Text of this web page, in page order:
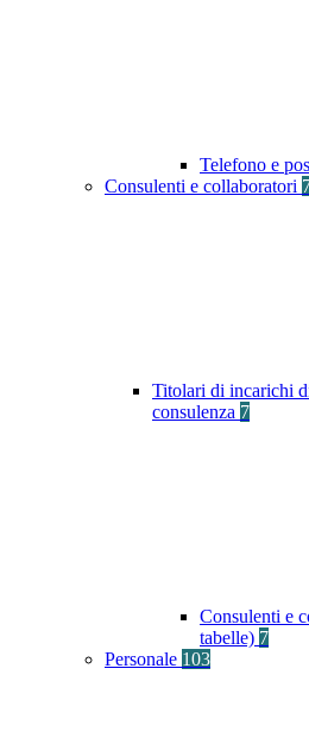
Telefono e
Consulenti e collaboratori
Titolari di incarichi
consulenza 7
Consulenti e
tabelle) 7
Personale 103